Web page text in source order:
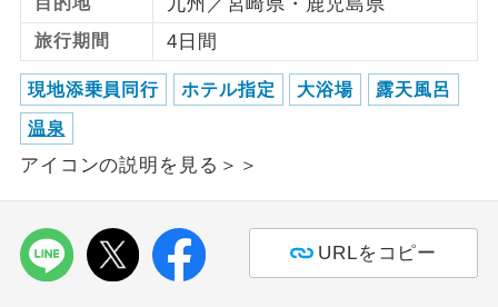
旅行期間 4日間
現地添乗員同行 ホテル指定 大浴場 露天風呂
温泉
アイコンの説明を見る＞＞
URLをコピー
ご夫婦限定
ご夫婦限定でご参加いただけるコースで
す。
女性限定
航空会社指定
利用航空会社が指定なので、ご出発の計
画にとても便利です。